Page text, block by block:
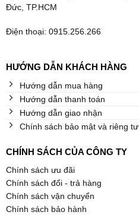
Đức, TP.HCM
Điện thoại: 0915.256.266
HƯỚNG DẪN KHÁCH HÀNG
Hướng dẫn mua hàng
Hướng dẫn thanh toán
Hướng dẫn giao nhận
Chính sách bảo mật và riêng tư
CHÍNH SÁCH CỦA CÔNG TY
Chính sách ưu đãi
Chính sách đổi - trả hàng
Chính sách vận chuyển
Chính sách bảo hành